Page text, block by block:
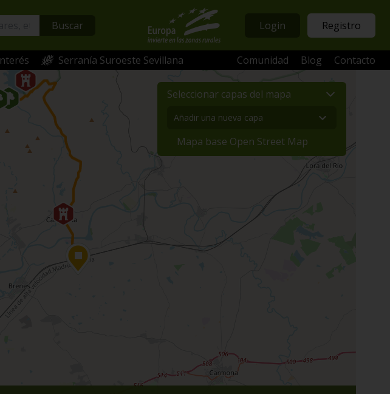
Buscar Login Registro
Serranía Suroeste Sevillana Comunidad Blog Contacto
Seleccionar capas del mapa
Mapa base Open Street Map